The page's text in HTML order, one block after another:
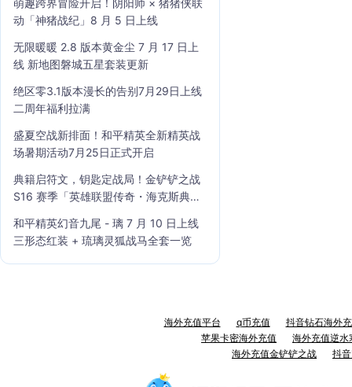
萌趣跨界冒险开启！阴阳师 × 猪猪侠联
动「神猪战纪」8 月 5 日上线
无限暖暖 2.8 版本黄金尘 7 月 17 日上
线 新地图磐城五星套装更新
绝区零3.1版本漫长的告别7月29日上线
二周年福利拉满
盛夏空战新排面！和平精英全新精英战
场暑期活动7月25日正式开启
典籍启符文，钥匙定战局！金铲铲之战
S16 赛季「英雄联盟传奇・海克斯典
和平精英幻音九尾 - 璃 7 月 10 日上线
三形态红装 + 琉璃灵狐战马全套一览
海外充值平台 q币充值
抖音钻石海外
苹果卡密海外充值
海外充值逆水
海外充值金铲铲之战
抖